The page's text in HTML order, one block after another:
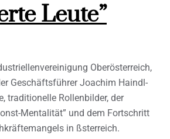
Leute”
Oberösterreich,
Geschäftsführer Joachim Haindl-
traditionelle Rollenbilder, der
Mentalität” und dem Fortschritt
in ßsterreich.